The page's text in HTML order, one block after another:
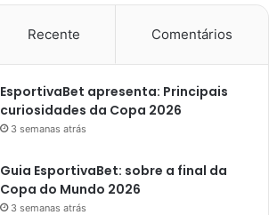
Recente Comentários
EsportivaBet apresenta: Principais
curiosidades da Copa 2026
3 semanas atrás
Guia EsportivaBet: sobre a final da
Copa do Mundo 2026
3 semanas atrás